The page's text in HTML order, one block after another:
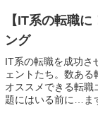
【IT系の転職
ング
IT系の転職を成功さ
ェントたち。数あ
オススメできる転職
題にはいる前に…ま